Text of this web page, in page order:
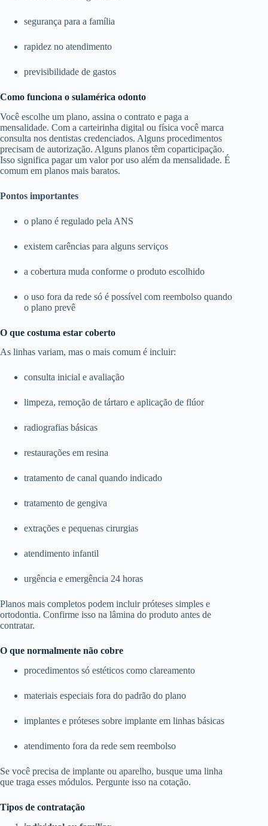
segurança para a família
rapidez no atendimento
previsibilidade de gastos
Como funciona o sulamérica odonto
Você escolhe um plano, assina o contrato e paga a
mensalidade. Com a carteirinha digital ou física você marca
consulta nos dentistas credenciados. Alguns procedimentos
precisam de autorização. Alguns planos têm coparticipação.
Isso significa pagar um valor por uso além da mensalidade. É
comum em planos mais baratos.
Pontos importantes
o plano é regulado pela ANS
existem carências para alguns serviços
a cobertura muda conforme o produto escolhido
o uso fora da rede só é possível com reembolso quando
o plano prevê
O que costuma estar coberto
As linhas variam, mas o mais comum é incluir:
consulta inicial e avaliação
limpeza, remoção de tártaro e aplicação de flúor
radiografias básicas
restaurações em resina
tratamento de canal quando indicado
tratamento de gengiva
extrações e pequenas cirurgias
atendimento infantil
urgência e emergência 24 horas
Planos mais completos podem incluir próteses simples e
ortodontia. Confirme isso na lâmina do produto antes de
contratar.
O que normalmente não cobre
procedimentos só estéticos como clareamento
materiais especiais fora do padrão do plano
implantes e próteses sobre implante em linhas básicas
atendimento fora da rede sem reembolso
Se você precisa de implante ou aparelho, busque uma linha
que traga esses módulos. Pergunte isso na cotação.
Tipos de contratação